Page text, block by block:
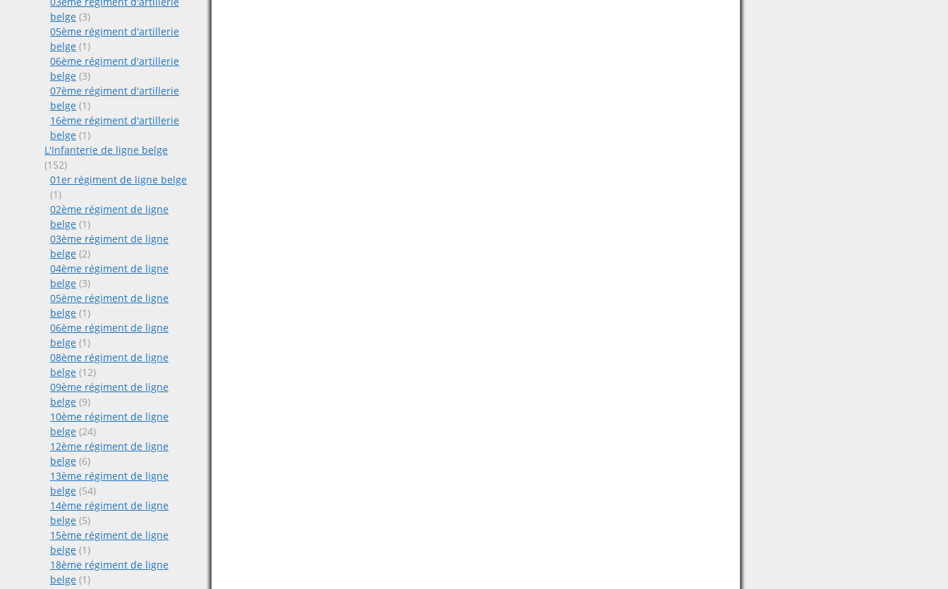
belge (3)
05ème régiment d'artillerie
belge (1)
06ème régiment d'artillerie
belge (3)
07ème régiment d'artillerie
belge (1)
16ème régiment d'artillerie
belge (1)
L'Infanterie de ligne belge
(152)
01er régiment de ligne belge
(1)
02ème régiment de ligne
belge (1)
03ème régiment de ligne
belge (2)
04ème régiment de ligne
belge (3)
05ème régiment de ligne
belge (1)
06ème régiment de ligne
belge (1)
08ème régiment de ligne
belge (12)
09ème régiment de ligne
belge (9)
10ème régiment de ligne
belge (24)
12ème régiment de ligne
belge (6)
13ème régiment de ligne
belge (54)
14ème régiment de ligne
belge (5)
15ème régiment de ligne
belge (1)
18ème régiment de ligne
belge (1)